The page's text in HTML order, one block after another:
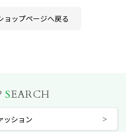
ョップページへ戻る
SEARCH
ッション